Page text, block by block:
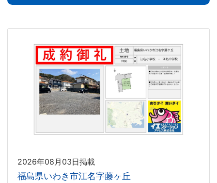
2026年08月03日掲載
福島県いわき市江名字藤ヶ丘